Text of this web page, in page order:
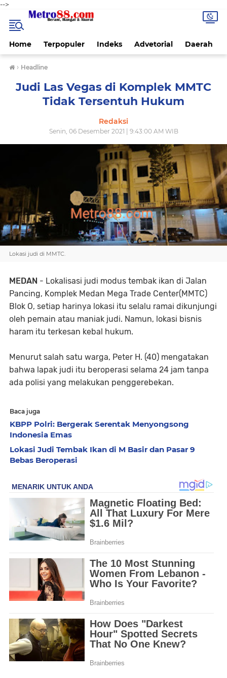
-->
Home Terpopuler Indeks Advetorial Daerah
› Headline
Judi Las Vegas di Komplek MMTC
Tidak Tersentuh Hukum
Redaksi
Senin, 06 Desember 2021 | 9:43:00 AM WIB
Lokasi judi di MMTC.
MEDAN - Lokalisasi judi modus tembak ikan di Jalan
Pancing, Komplek Medan Mega Trade Center(MMTC)
Blok O, setiap harinya lokasi itu selalu ramai dikunjungi
oleh pemain atau maniak judi. Namun, lokasi bisnis
haram itu terkesan kebal hukum.
Menurut salah satu warga, Peter H. (40) mengatakan
bahwa lapak judi itu beroperasi selama 24 jam tanpa
ada polisi yang melakukan penggerebekan.
Baca juga
KBPP Polri: Bergerak Serentak Menyongsong
Indonesia Emas
Lokasi Judi Tembak Ikan di M Basir dan Pasar 9
Bebas Beroperasi